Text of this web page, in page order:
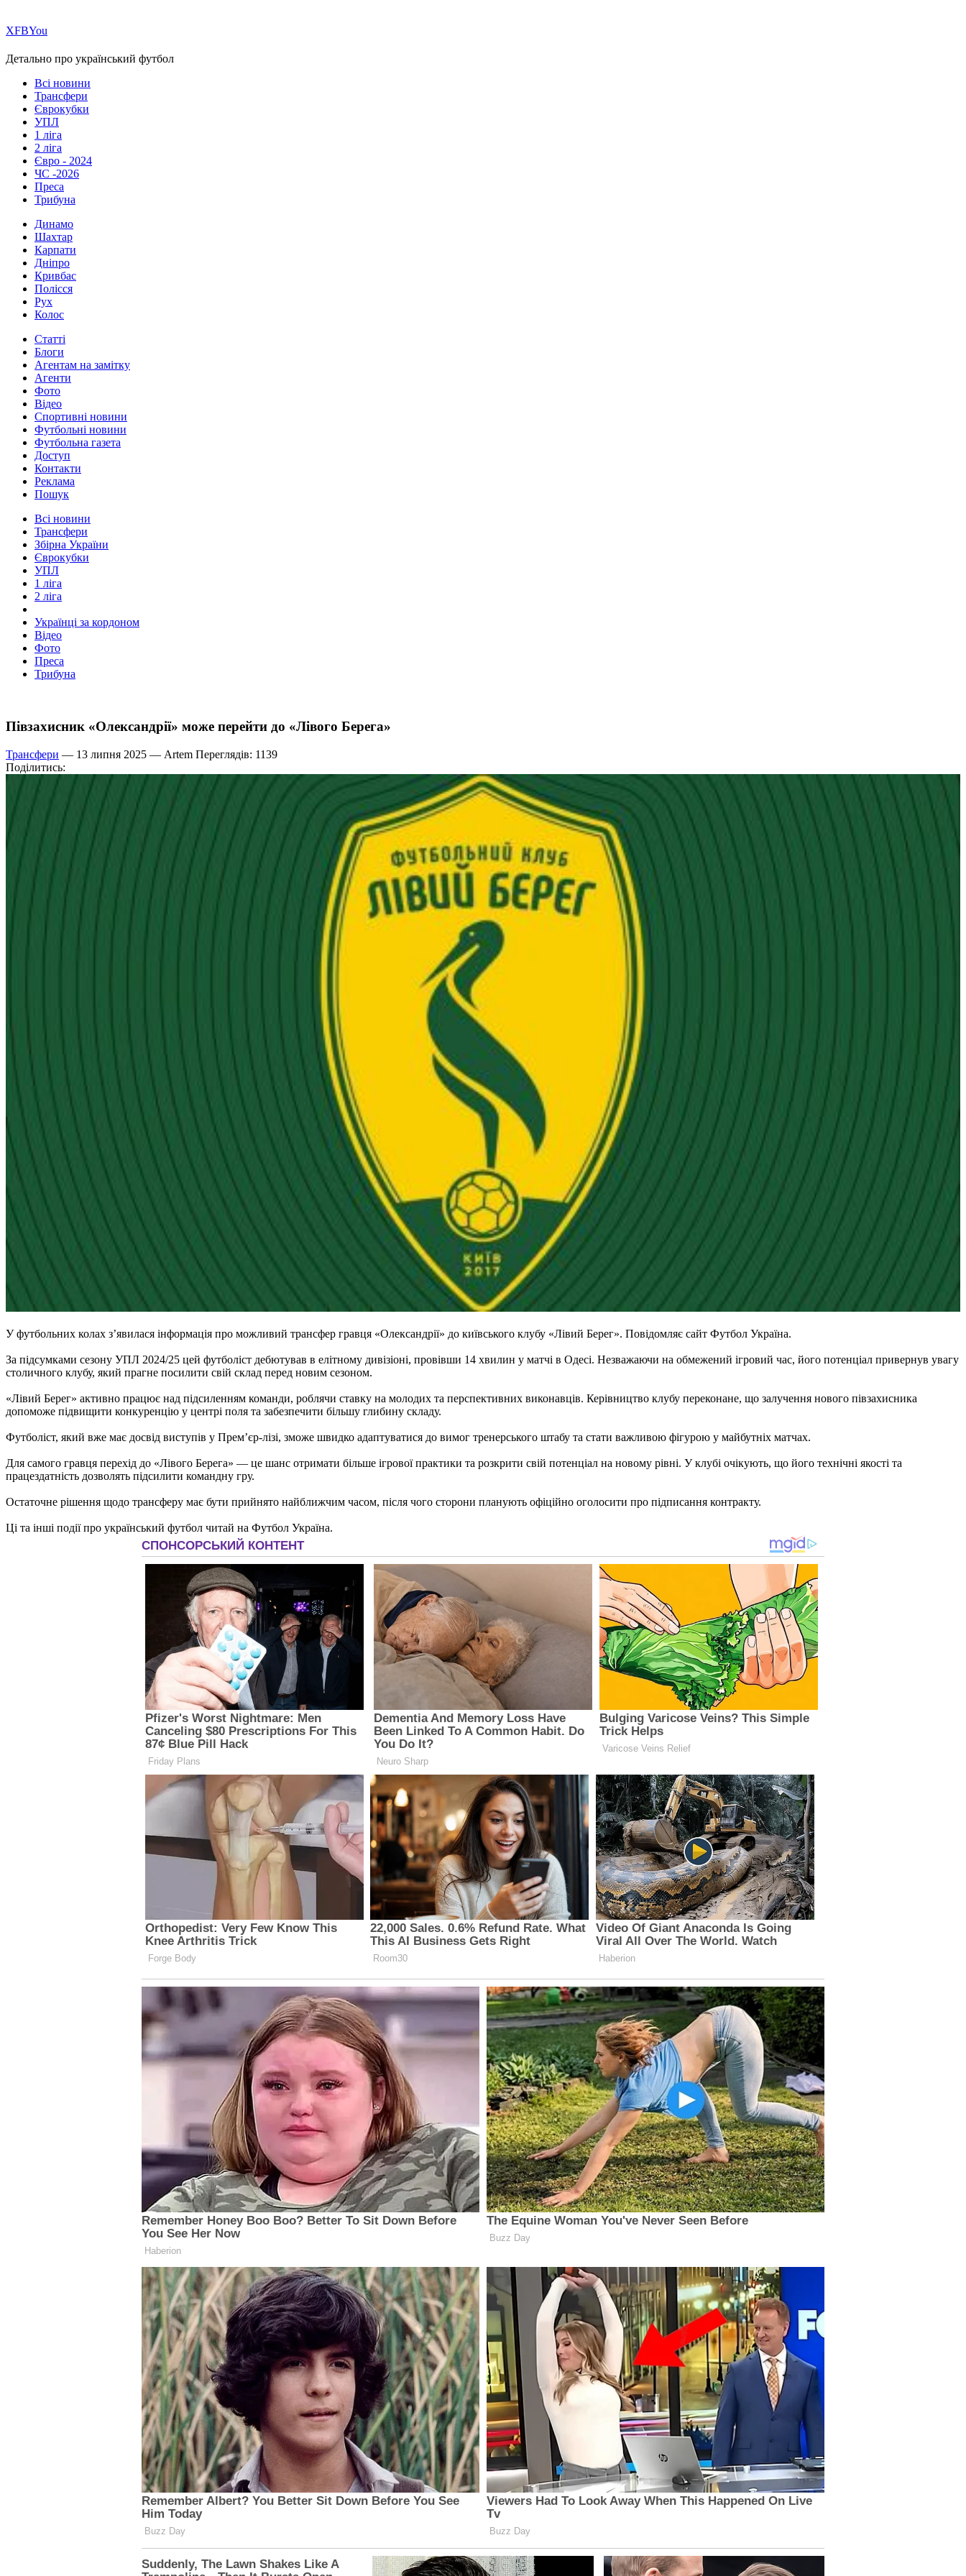
ХFBYou
Детально про український футбол
Всі новини
Трансфери
Єврокубки
УПЛ
1 ліга
2 ліга
Євро - 2024
ЧС -2026
Преса
Трибуна
Динамо
Шахтар
Карпати
Дніпро
Кривбас
Полісся
Рух
Колос
Статті
Блоги
Агентам на замітку
Агенти
Фото
Відео
Спортивні новини
Футбольні новини
Футбольна газета
Доступ
Контакти
Реклама
Пошук
Всі новини
Трансфери
Збірна України
Єврокубки
УПЛ
1 ліга
2 ліга
Українці за кордоном
Відео
Фото
Преса
Трибуна
Півзахисник «Олександрії» може перейти до «Лівого Берега»
Трансфери — 13 липня 2025 — Artem Переглядів: 1139
Поділитись:
У футбольних колах з’явилася інформація про можливий трансфер гравця «Олександрії» до київського клубу «Лівий Берег». Повідомляє сайт Футбол Україна.
За підсумками сезону УПЛ 2024/25 цей футболіст дебютував в елітному дивізіоні, провівши 14 хвилин у матчі в Одесі. Незважаючи на обмежений ігровий час, його потенціал привернув увагу
столичного клубу, який прагне посилити свій склад перед новим сезоном.
«Лівий Берег» активно працює над підсиленням команди, роблячи ставку на молодих та перспективних виконавців. Керівництво клубу переконане, що залучення нового півзахисника
допоможе підвищити конкуренцію у центрі поля та забезпечити більшу глибину складу.
Футболіст, який вже має досвід виступів у Прем’єр-лізі, зможе швидко адаптуватися до вимог тренерського штабу та стати важливою фігурою у майбутніх матчах.
Для самого гравця перехід до «Лівого Берега» — це шанс отримати більше ігрової практики та розкрити свій потенціал на новому рівні. У клубі очікують, що його технічні якості та
працездатність дозволять підсилити командну гру.
Остаточне рішення щодо трансферу має бути прийнято найближчим часом, після чого сторони планують офіційно оголосити про підписання контракту.
Ці та інші події про український футбол читай на Футбол Україна.